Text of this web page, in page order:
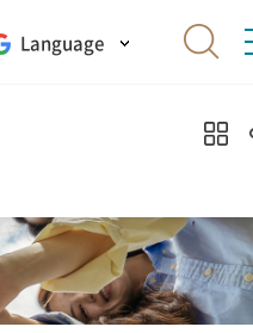
Language